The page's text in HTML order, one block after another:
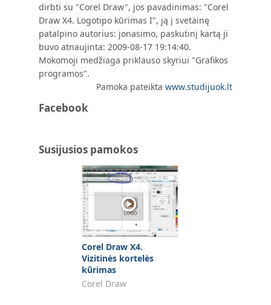
dirbti su "Corel Draw", jos pavadinimas: "Corel
Draw X4. Logotipo kūrimas I", ją į svetainę
patalpino autorius: jonasimo, paskutinį kartą ji
buvo atnaujinta: 2009-08-17 19:14:40.
Mokomoji medžiaga priklauso skyriui "Grafikos
programos".
Pamoka pateikta www.studijuok.lt
Facebook
Susijusios pamokos
Corel Draw X4.
Vizitinės kortelės
kūrimas
Corel Draw